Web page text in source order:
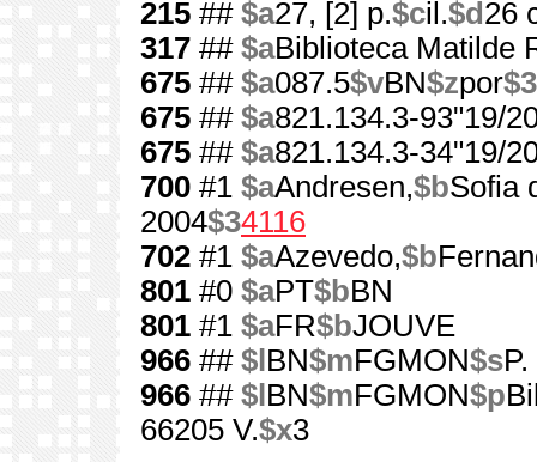
215 ## $a27, [2] p.$cil.$d 26
317 ## $aBiblioteca Matilde
675 ## $a087.5$vBN$zpor$3
675 ## $a821.134.3-93"19/
675 ## $a821.134.3-34"19/
700 #1 $aAndresen,$bSofia
2004$34116
702 #1 $aAzevedo,$b
801 #0 $aPT$bBN
801 #1 $aFR$bJOUVE
966 ## $l BN$mFGMON$s
966 ## $l BN$mFGMON$p
66205 V.$x3